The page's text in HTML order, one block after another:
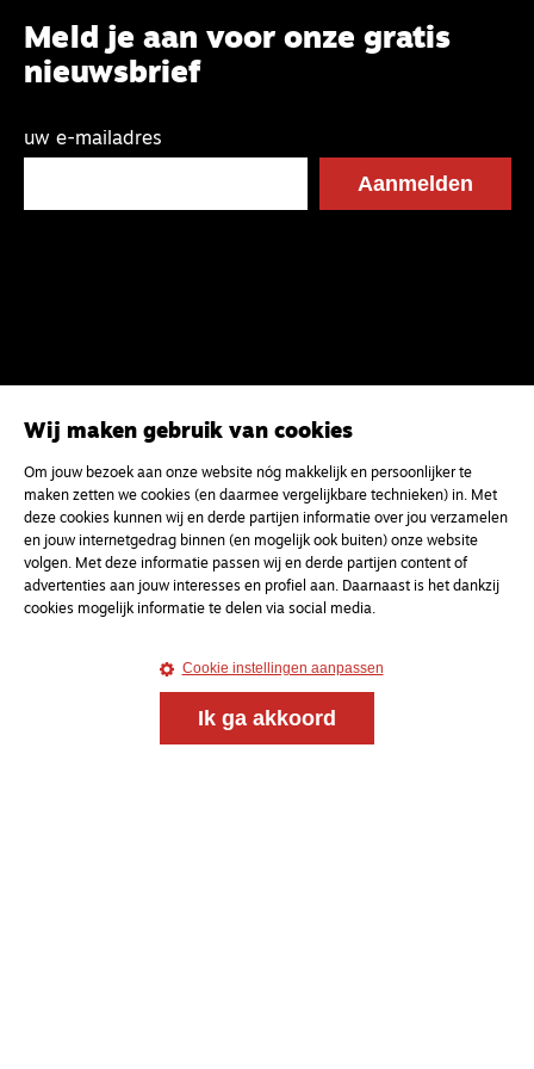
Meld je aan voor onze gratis
nieuwsbrief
uw e-mailadres
en gesprek voor christenen onderweg, in het bijzonder
voor de Nederlandse Gereformeerde Kerken.
Wij maken gebruik van cookies
Om jouw bezoek aan onze website nóg makkelijk en persoonlijker te
maken zetten we cookies (en daarmee vergelijkbare technieken) in. Met
deze cookies kunnen wij en derde partijen informatie over jou verzamelen
en jouw internetgedrag binnen (en mogelijk ook buiten) onze website
volgen. Met deze informatie passen wij en derde partijen content of
advertenties aan jouw interesses en profiel aan. Daarnaast is het dankzij
cookies mogelijk informatie te delen via social media.
Cookie instellingen aanpassen
Ik ga akkoord